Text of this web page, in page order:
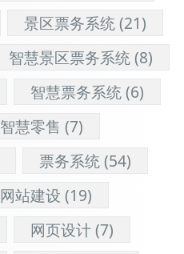
景区票务系统(21)
智慧景区票务系统(8)
智慧票务系统(6)
智慧零售 (7)
票务系统(54)
网站建设 (19)
网页设计(7)